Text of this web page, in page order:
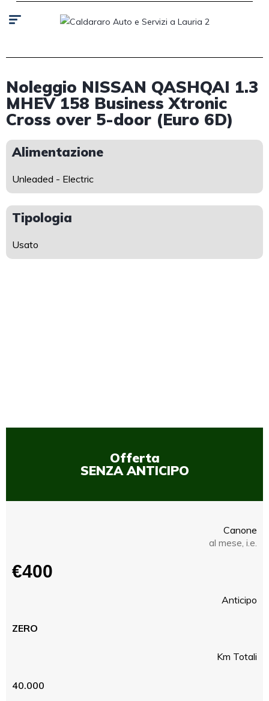
Noleggio NISSAN QASHQAI 1.3
MHEV 158 Business Xtronic
Cross over 5-door (Euro 6D)
Alimentazione
Unleaded - Electric
Tipologia
Usato
Offerta
SENZA ANTICIPO
Canone
al mese, i.e.
€400
Anticipo
ZERO
Km Totali
40.000